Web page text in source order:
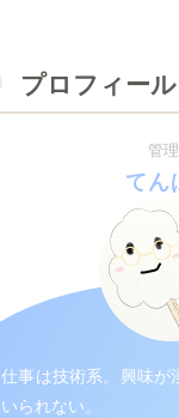
プロフィール
管
てん
仕事は技術系。興味が
いられない。